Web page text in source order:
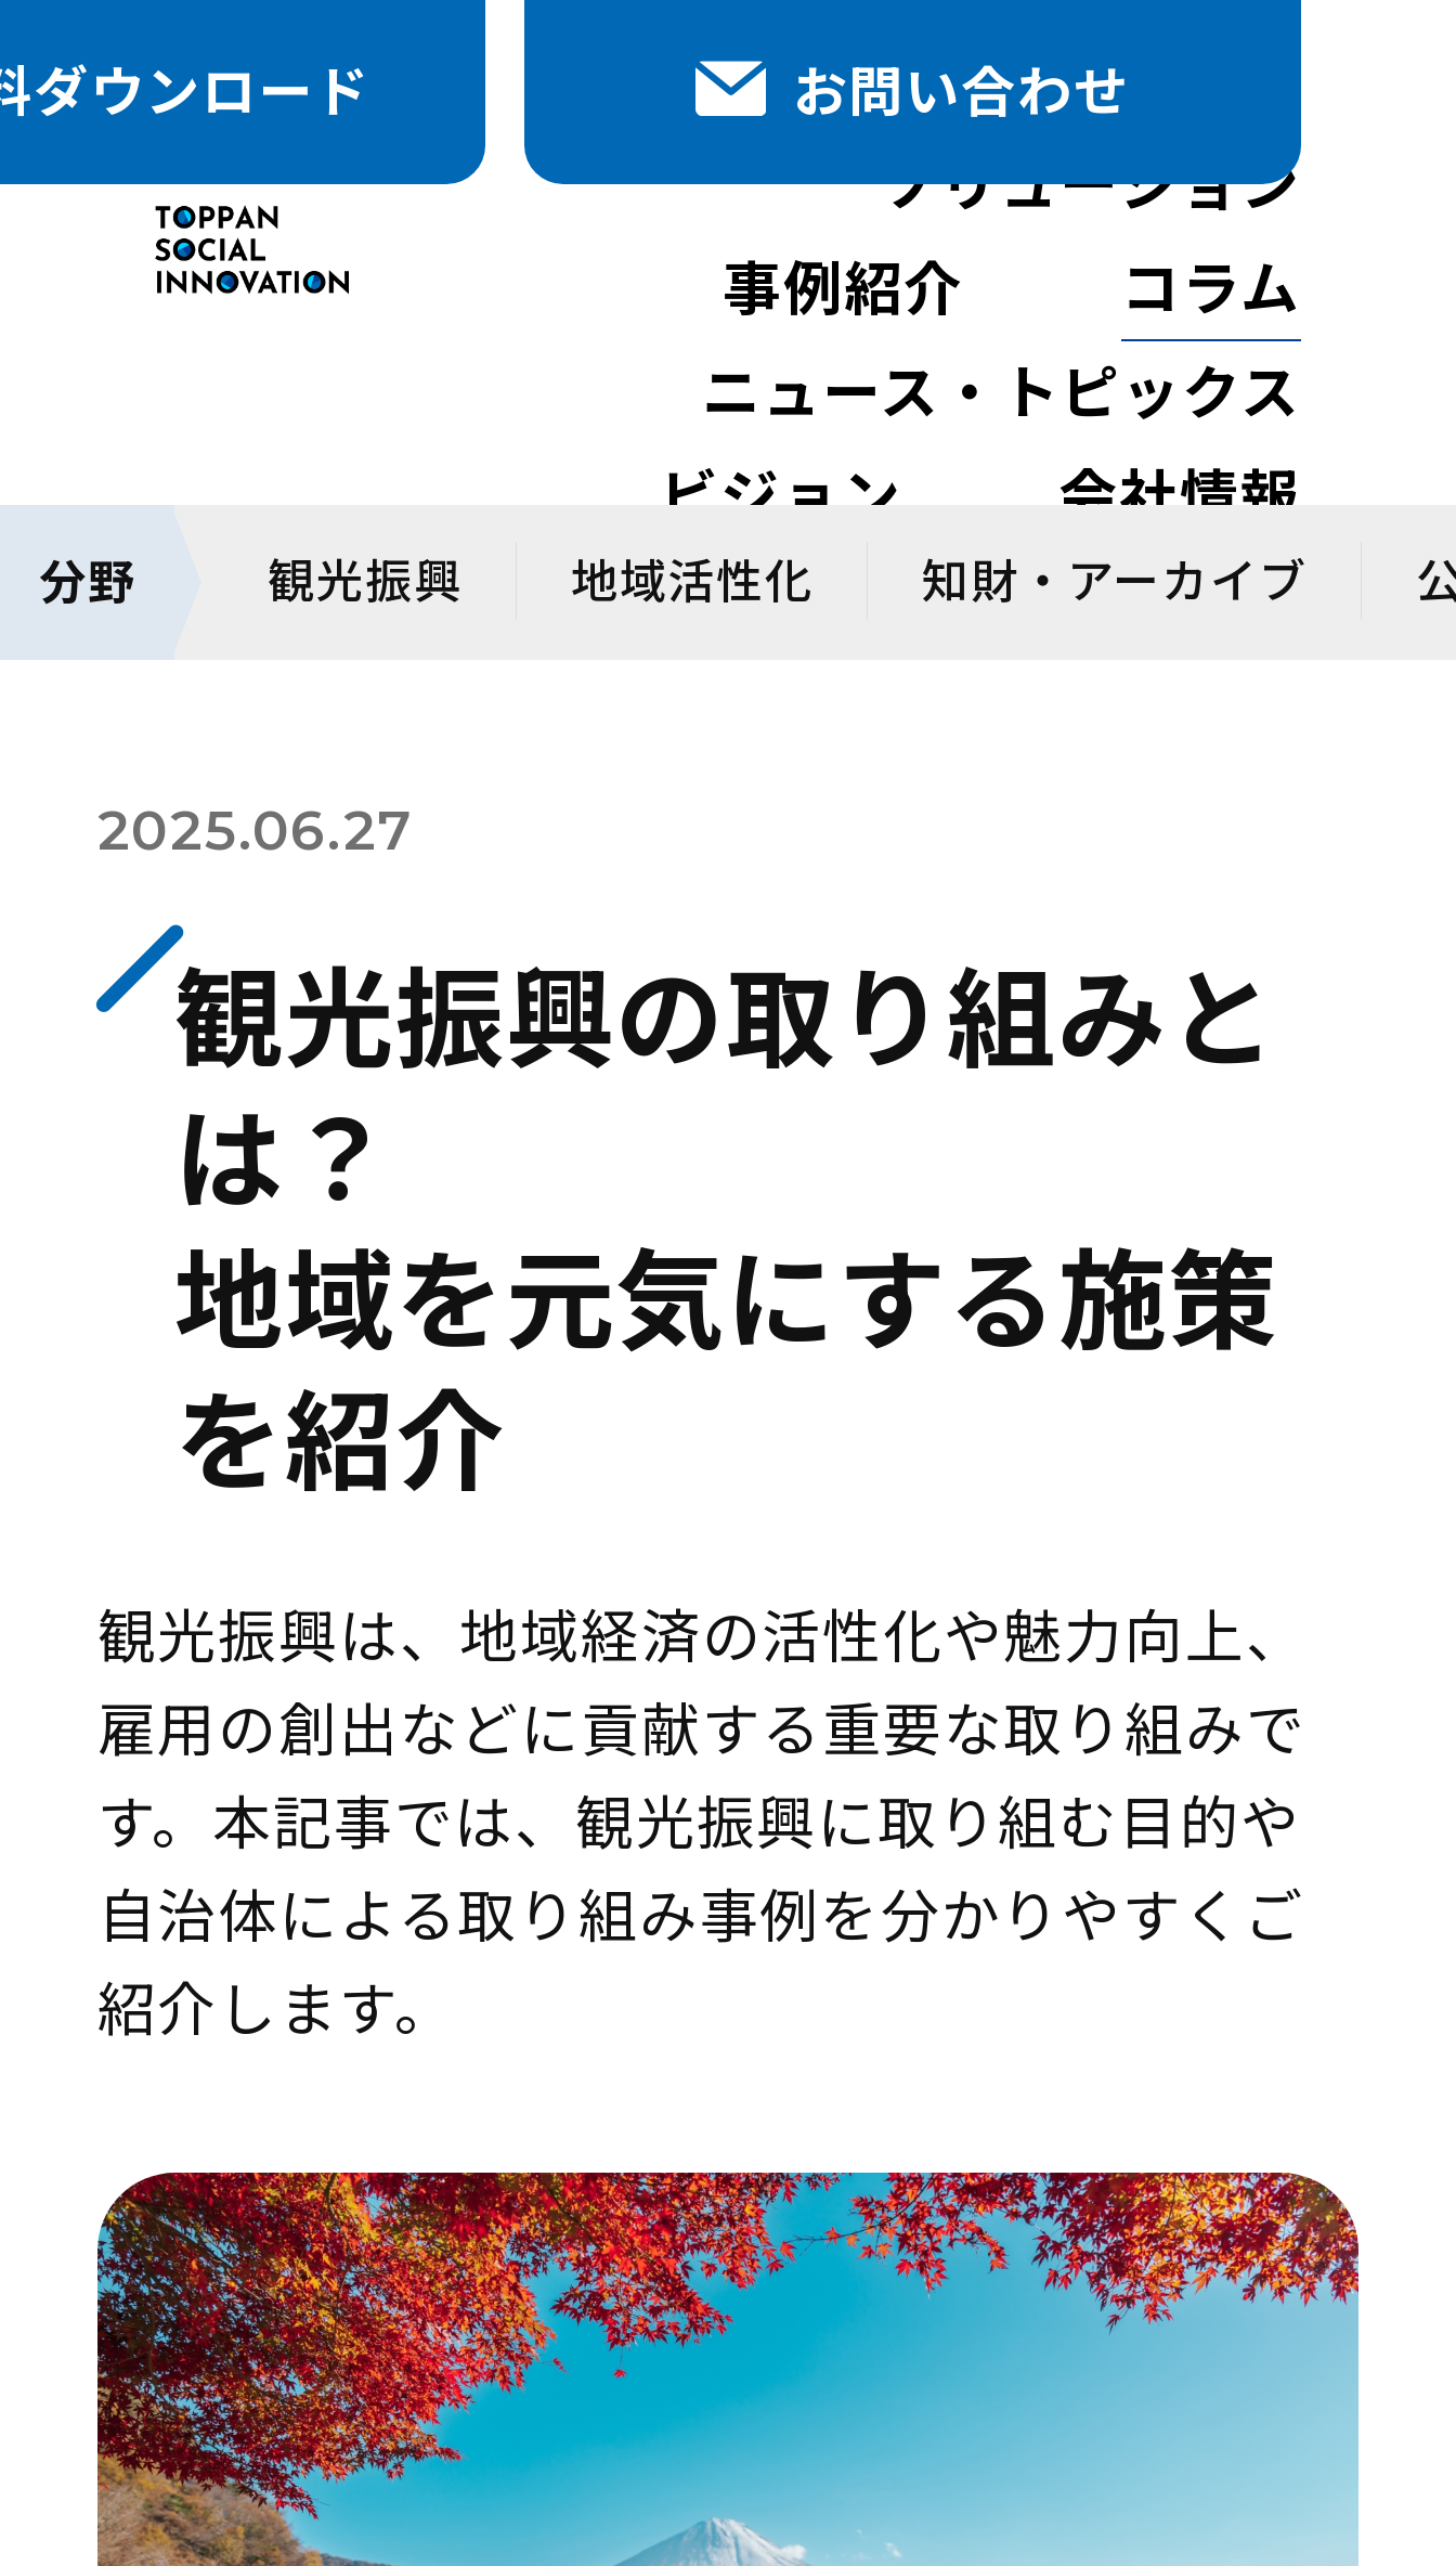
ソリューション
事例紹介
コラム
ニュース・トピックス
ビジョン
会社情報
ダウンロード お問い合わせ
分野 観光振興 地域活性化 知財・アーカイブ
ホーム コラム 観光振興の取り組みとは？地域を元気にする施
2025.06.27
観光振興の取り組みと
は？
地域を元気にする施策
を紹介
観光振興は、地域経済の活性化や魅力向上、
雇用の創出などに貢献する重要な取り組みで
す。本記事では、観光振興に取り組む目的や
自治体による取り組み事例を分かりやすくご
紹介します。